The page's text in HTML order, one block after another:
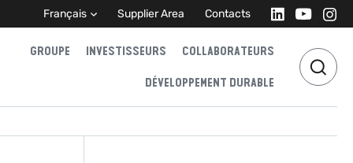
Français Supplier Area Contacts
GROUPE INVESTISSEURS COLLABORATEURS
DÉVELOPPEMENT DURABLE